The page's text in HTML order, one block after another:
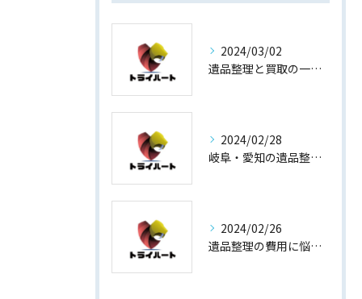
2024/03/02
遺品整理と買取の一石二鳥
2024/02/28
岐阜・愛知の遺品整理と買取専門店【査定士が高額買取】
2024/02/26
遺品整理の費用に悩まない！買取専門店運営の遺品整理